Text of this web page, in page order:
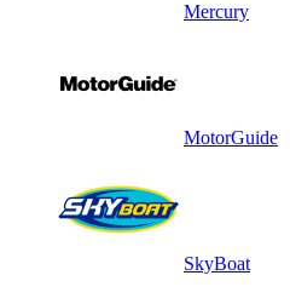
Mercury
MotorGuide
SkyBoat